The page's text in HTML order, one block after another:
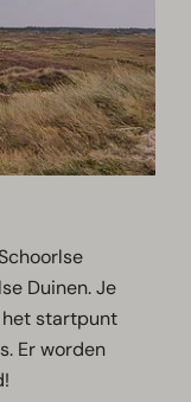
Duinen. Je
startpunt
Er worden